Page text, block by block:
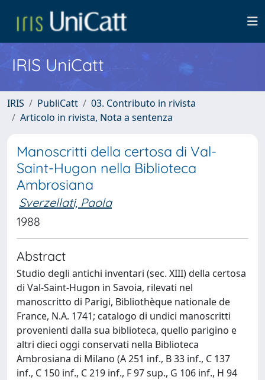
IRIS UniCatt
IRIS PubliCatt
03. Contributo in rivista
Articolo in rivista, Nota a sentenza
Manoscritti della certosa di Val-
Saint-Hugon nella Biblioteca
Ambrosiana
Sverzellati, Paola
1988
Abstract
Studio degli antichi inventari (sec. XIII) della certosa
di Val-Saint-Hugon in Savoia, rilevati nel
manoscritto di Parigi, Bibliothèque nationale de
France, N.A. 1741; catalogo di undici manoscritti
provenienti dalla sua biblioteca, quello parigino e
altri dieci oggi conservati nella Biblioteca
Ambrosiana di Milano (A 251 inf., B 33 inf., C 137
inf., C 150 inf., C 219 inf., F 97 sup., G 106 inf., H 94